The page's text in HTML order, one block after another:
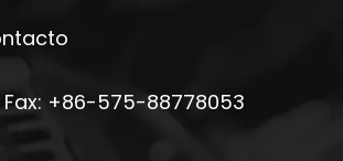
Fax: +86-575-88778053